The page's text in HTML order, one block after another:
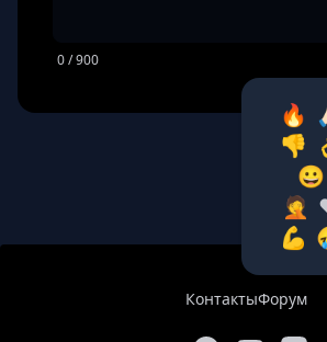
0/ 900
🔥
👎
😀
🤦‍
💪
КонтактыФорум